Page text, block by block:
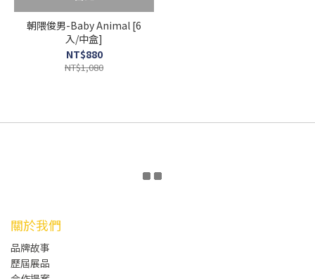
朝隈俊男-Baby Animal [6
入/中盒]
NT$880
NT$1,080
關於我們
品牌故事
歷屆展品